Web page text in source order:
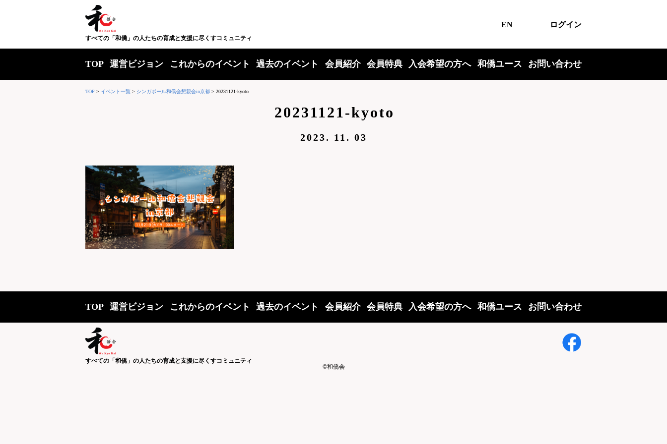
すべての「和僑」の人たちの育成と支援に尽くすコミュニティ
EN ログイン
TOP 運営ビジョン これからのイベント 過去のイベント 会員紹介 会員特典 入会希望の方へ 和僑ユース お問い合わせ
TOP > イベント一覧 > シンガポール和僑会懇親会in京都 > 20231121-kyoto
20231121-kyoto
2023. 11. 03
TOP 運営ビジョン これからのイベント 過去のイベント 会員紹介 会員特典 入会希望の方へ 和僑ユース お問い合わせ
すべての「和僑」の人たちの育成と支援に尽くすコミュニティ
©和僑会